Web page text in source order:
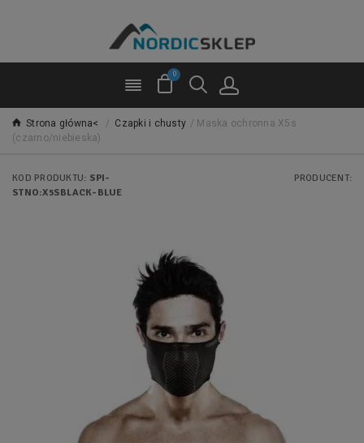
0
Strona główna< / Czapki i chusty / Maska ochronna X5s
(czarno/niebieska)
KOD PRODUKTU: SPI-
STNO:X5SBLACK-BLUE
PRODUCENT: